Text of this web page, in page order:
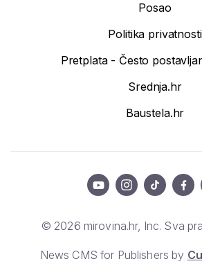
Posao
Politika privatnosti
Pretplata - Često
Srednja.hr
Baustela.hr
© 2026 mirovina.hr, Inc. Sva
News CMS for Publishers by